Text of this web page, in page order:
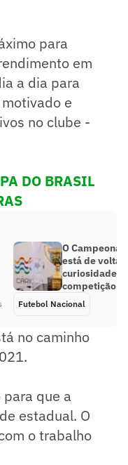
para
em
a dia para
e
no clube -
DO BRASIL
O
está de volta!
curiosidades
competição
Futebol Nacional
no caminho
que a
estadual. O
o trabalho